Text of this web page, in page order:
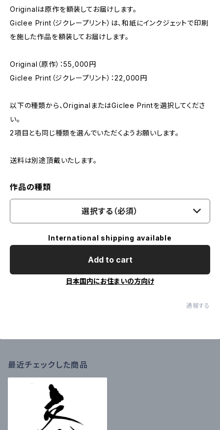
Originalは原作を額装してお届けします。
Giclee Print（ジクレープリント）は、和紙にインクジェットで印刷
を施した作品を額装してお届けします。
Original（原作）：55,000円
Giclee Print（ジクレープリント）：22,000円
以下の種類から、OriginalまたはGiclee Printを選択してくださ
い。
2項目とも同じ種類を選んでいただくようお願いします。
送料は別途頂戴いたします。
作品の種類
選択する（必須）
International shipping available
Add to cart
日本国内にお住まいの方向け
通報する
最近チェックした商品